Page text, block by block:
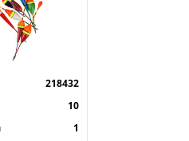
218432
10
1